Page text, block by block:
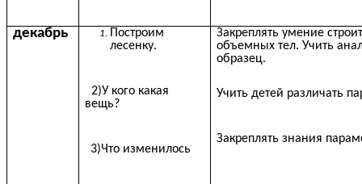
декабрь
Построим
лесенку.
2)У кого какая
вещь?
3)Что изменилось
Закреплять умение
объемных тел. Учить
образец.
Учить детей различать
Закреплять знания